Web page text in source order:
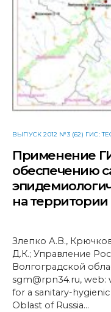
ВЫПУСК 2012 №3 (62) ГИС:
Применение
обеспечению
на территории
Злепко А.В.,
Д.К.; Управление
Волгоградской
sgm@rpn34.ru,
for a sanitary-
Oblast of Russia…